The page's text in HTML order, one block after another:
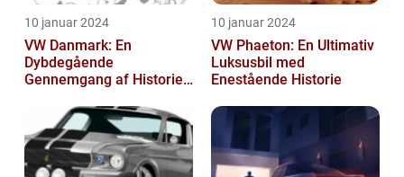
10 januar 2024
VW Danmark: En
Dybdegående
Gennemgang af Historien
10 januar 2024
VW Phaeton: En Ultimativ
Luksusbil med
Enestående Historie